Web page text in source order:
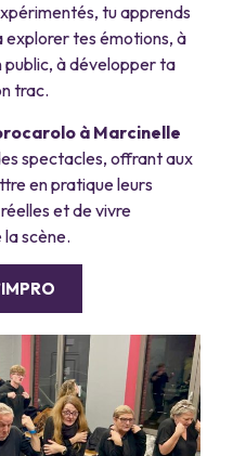
tu apprends
explorer tes émotions, à
public, à développer ta
trac.
à Marcinelle
spectacles, offrant aux
en pratique leurs
et de vivre
scène.